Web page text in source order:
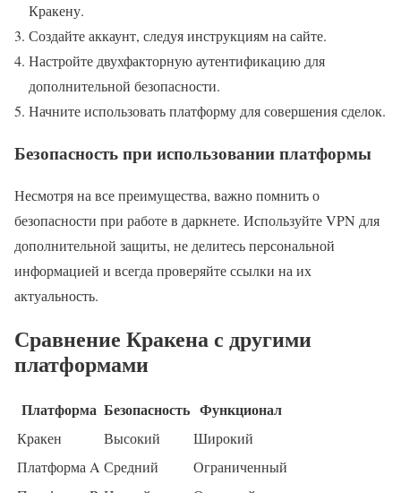
Кракену.
Создайте аккаунт, следуя инструкциям на сайте.
Настройте двухфакторную аутентификацию для
дополнительной безопасности.
Начните использовать платформу для совершения сделок.
Безопасность при использовании платформы
Несмотря на все преимущества, важно помнить о
безопасности при работе в даркнете. Используйте VPN для
дополнительной защиты, не делитесь персональной
информацией и всегда проверяйте ссылки на их
актуальность.
Сравнение Кракена с другими
платформами
Платформа Безопасность Функционал
Кракен Высокий
Широкий
Платформа A Средний
Ограниченный